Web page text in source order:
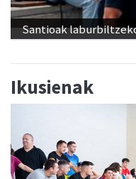
Santioak
Ikusienak